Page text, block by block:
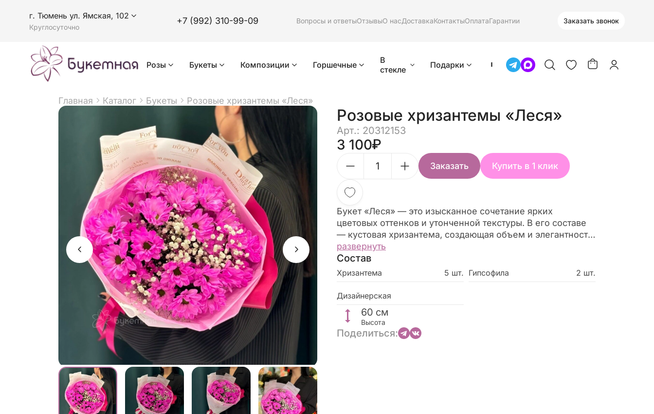
г. Тюмень ул. Ямская, 102
Круглосуточно
+7 (992) 310-99-09 Вопросы и ответыОтзывыО насДоставкаКонтактыОплатаГарантии Заказать звонок
Розы Букеты Композиции Горшечные
В
стекле
Подарки
Главная Каталог Букеты Розовые хризантемы «Леся»
Розовые хризантемы «Леся»
Арт.: 20312153
3 100
Заказать Купить в 1 клик
Букет «Леся» — это изысканное сочетание ярких
цветовых оттенков и утонченной текстуры. В его составе
— кустовая хризантема, создающая объем и элегантность,
и мягкая гипсофила, добавляющая воздушности. Такой
букет идеально подойдет для выражения тепла и заботы в
любой особый момент. Он красиво дополнит интерьер или
станет оригинальным подарком. Закажите букет «Леся» и
подарите радость своим близким уже сегодня!
развернуть
Состав
Хризантема 5 шт. Гипсофила 2 шт.
Дизайнерская
60 см
Высота
Поделиться: